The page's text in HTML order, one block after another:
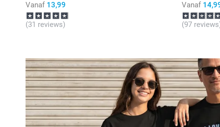
Vanaf 13,99
(31 reviews)
Vanaf
(97